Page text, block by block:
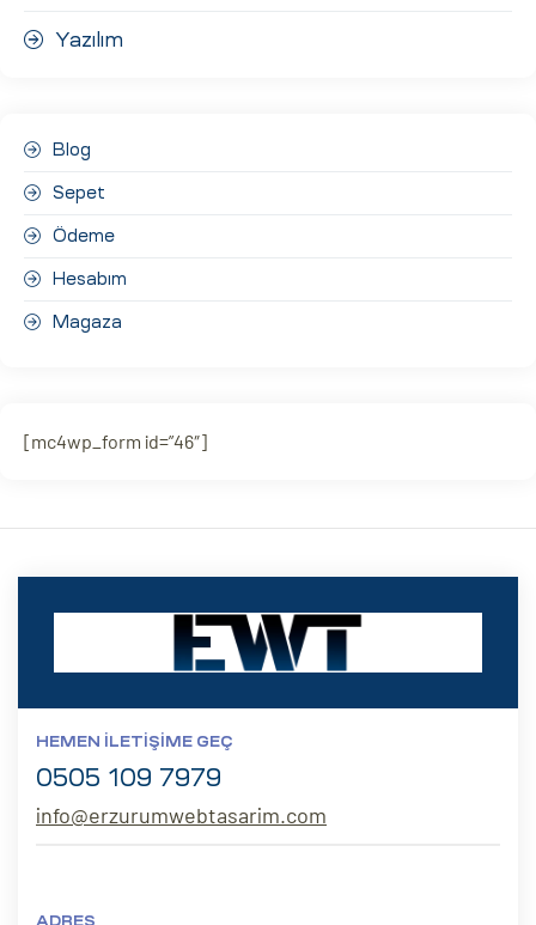
Yazılım
Blog
Sepet
Ödeme
Hesabım
Magaza
[mc4wp_form id=”46″]
HEMEN İLETIŞIME GEÇ
0505 109 7979
info@erzurumwebtasarim.com
ADRES